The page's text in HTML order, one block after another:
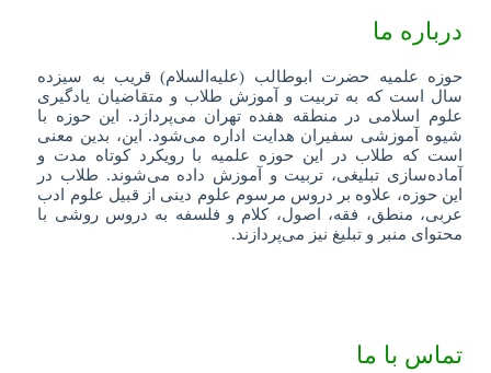
درباره ما
حوزه علمیه حضرت ابوطالب (علیه‌السلام) قریب به سیزده
سال است که به تربیت و آموزش طلاب و متقاضیان یادگیری
علوم اسلامی در منطقه هفده تهران می‌پردازد. این حوزه با
شیوه آموزشی سفیران هدایت اداره می‌شود. این، بدین معنی
است که طلاب در این حوزه علمیه با رویکرد کوتاه مدت و
آماده‌سازی تبلیغی، تربیت و آموزش داده می‌شوند. طلاب در
این حوزه، علاوه بر دروس مرسوم علوم دینی از قبیل علوم ادب
عربی، منطق، فقه، اصول، کلام و فلسفه به دروس روشی با
محتوای منبر و تبلیغ نیز می‌پردازند.
تماس با ما